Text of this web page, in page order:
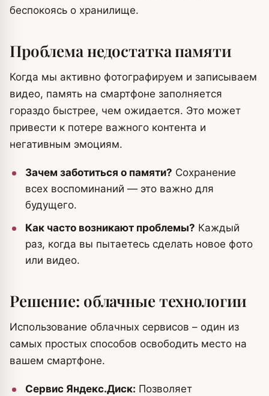
беспокоясь о хранилище.
Проблема недостатка памяти
Когда мы активно фотографируем и записываем
видео, память на смартфоне заполняется
гораздо быстрее, чем ожидается. Это может
привести к потере важного контента и
негативным эмоциям.
Зачем заботиться о памяти? Сохранение
всех воспоминаний — это важно для
будущего.
Как часто возникают проблемы? Каждый
раз, когда вы пытаетесь сделать новое фото
или видео.
Решение: облачные технологии
Использование облачных сервисов – один из
самых простых способов освободить место на
вашем смартфоне.
Сервис Яндекс.Диск: Позволяет